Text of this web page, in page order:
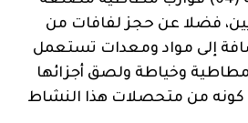
فضلا عن حجز لفافات من
إلى مواد ومعدات تستعمل
وخياطة ولصق أجزائها
كونه من متحصلات هذا النشاط